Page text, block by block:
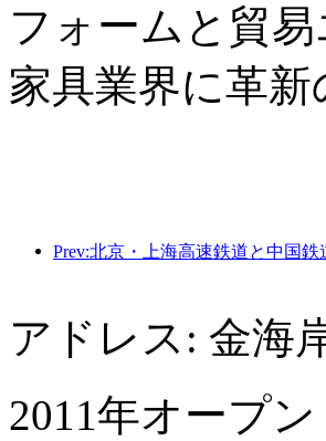
フォームと貿
家具業界に革
アドレス: 金海
2011年オープン